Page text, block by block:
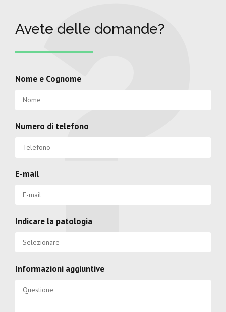
Avete delle domande?
Nome e Cognome
Numero di telefono
E-mail
Indicare la patologia
Informazioni aggiuntive